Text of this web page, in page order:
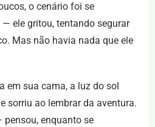
o cenário foi se
ele gritou, tentando segurar
Mas não havia nada que ele
em sua cama, a luz do sol
sorriu ao lembrar da aventura.
enquanto se